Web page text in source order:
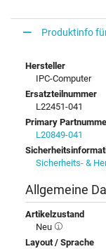
Produktinfo
Hersteller
IPC-Computer
Ersatzteilnummer
L22451-041
Primary
L20849-041
Sicherheits- &
Allgemeine
Artikelzustand
Neu
Layout / Sprache